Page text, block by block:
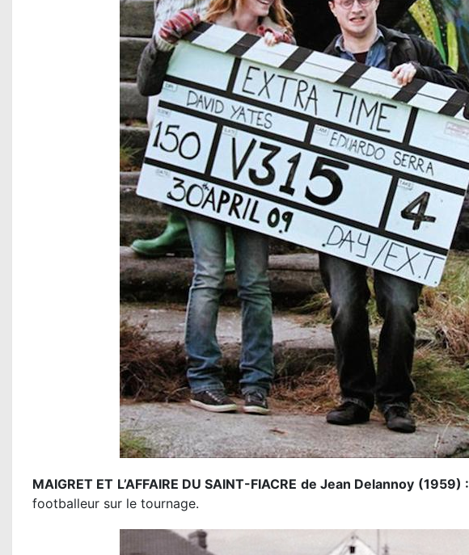
MAIGRET ET L’AFFAIRE DU SAINT-FIACRE de Jean Delannoy (1959) :
footballeur sur le tournage.